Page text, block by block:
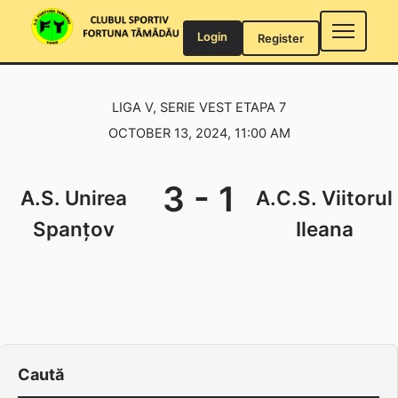
Login Register
LIGA V, SERIE VEST ETAPA 7
OCTOBER 13, 2024, 11:00 AM
A.S. Unirea
Spanțov
3 - 1
A.C.S. Viitorul
Ileana
Caută